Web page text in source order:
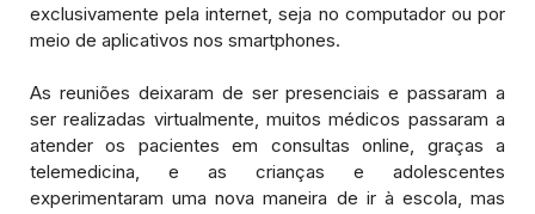
exclusivamente pela internet, seja no computador ou por
meio de aplicativos nos smartphones.
As reuniões deixaram de ser presenciais e passaram a
ser realizadas virtualmente, muitos médicos passaram a
atender os pacientes em consultas online, graças a
telemedicina, e as crianças e adolescentes
experimentaram uma nova maneira de ir à escola, mas